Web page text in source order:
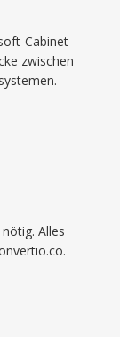
Cabinet-
zwischen
Alles